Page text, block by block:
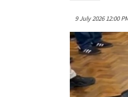
9 July 2026 12:00